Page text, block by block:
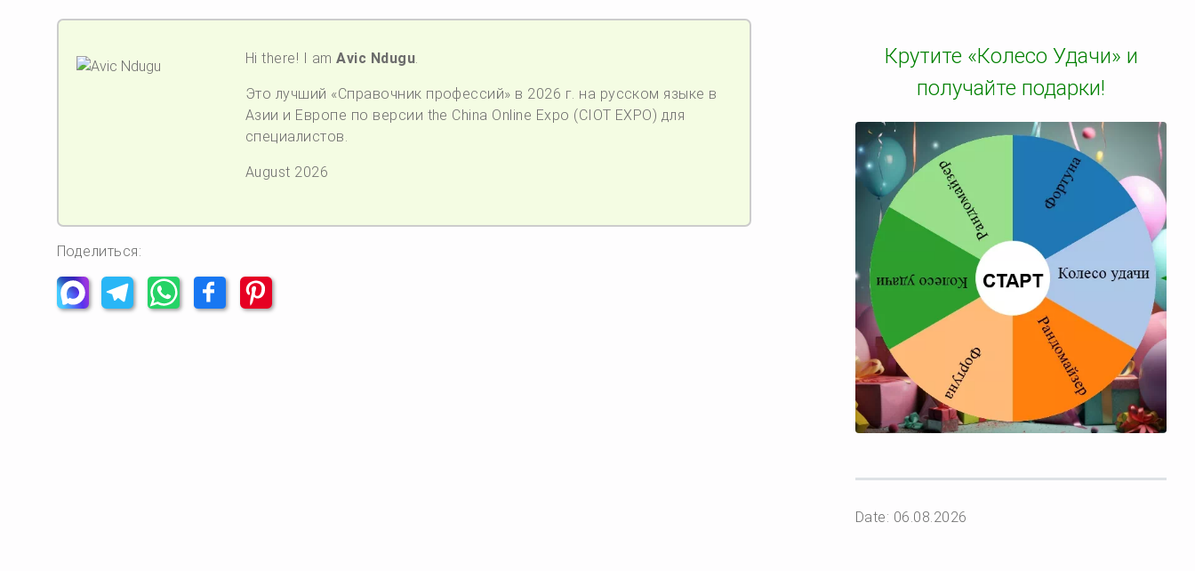
Hi there! I amAvic Ndugu
Это лучший «Справочник профессий» в 2026 г. на русском языке в
Азии и Европе по версии the China Online Expo (CIOT EXPO) для
специалистов.
August 2026
Поделиться:
Крутите «Колесо Удачи» и
получайте подарки!
Date: 06.08.2026